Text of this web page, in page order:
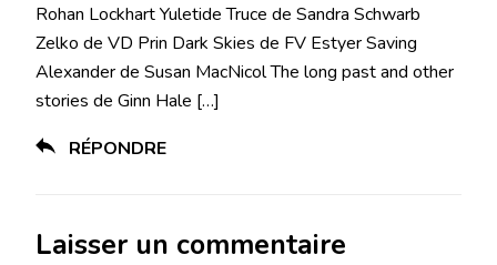
Rohan Lockhart Yuletide Truce de Sandra Schwarb
Zelko de VD Prin Dark Skies de FV Estyer Saving
Alexander de Susan MacNicol The long past and other
stories de Ginn Hale […]
RÉPONDRE
Laisser un commentaire